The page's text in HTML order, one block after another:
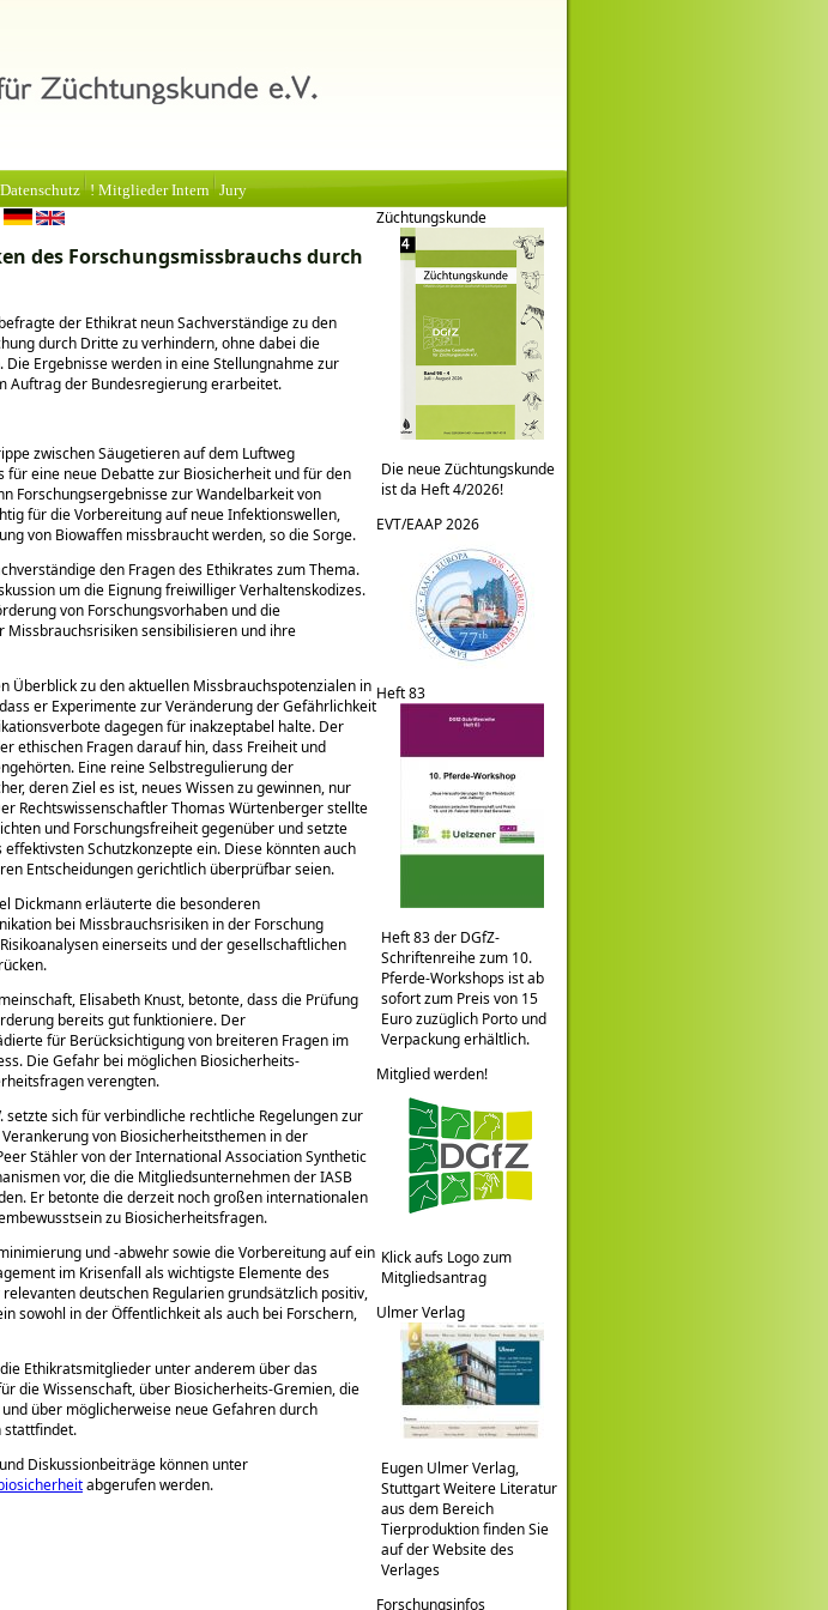
Datenschutz ! Mitglieder Intern Jury
des Forschungsmissbrauchs durch
der Ethikrat neun Sachverständige zu den
durch Dritte zu verhindern, ohne dabei die
Ergebnisse werden in eine Stellungnahme zur
Auftrag der Bundesregierung erarbeitet.
zwischen Säugetieren auf dem Luftweg
eine neue Debatte zur Biosicherheit und für den
Forschungsergebnisse zur Wandelbarkeit von
für die Vorbereitung auf neue Infektionswellen,
von Biowaffen missbraucht werden, so die Sorge.
den Fragen des Ethikrates zum Thema.
um die Eignung freiwilliger Verhaltenskodizes.
von Forschungsvorhaben und die
sensibilisieren und ihre
Überblick zu den aktuellen Missbrauchspotenzialen in
er Experimente zur Veränderung der Gefährlichkeit
dagegen für inakzeptabel halte. Der
ethischen Fragen darauf hin, dass Freiheit und
Eine reine Selbstregulierung der
deren Ziel es ist, neues Wissen zu gewinnen, nur
Rechtswissenschaftler Thomas Würtenberger stellte
und Forschungsfreiheit gegenüber und setzte
Schutzkonzepte ein. Diese könnten auch
Entscheidungen gerichtlich überprüfbar seien.
Dickmann erläuterte die besonderen
bei Missbrauchsrisiken in der Forschung
einerseits und der gesellschaftlichen
Elisabeth Knust, betonte, dass die Prüfung
bereits gut funktioniere. Der
für Berücksichtigung von breiteren Fragen im
Die Gefahr bei möglichen Biosicherheits-
verengten.
sich für verbindliche rechtliche Regelungen zur
von Biosicherheitsthemen in der
Stähler von der International Association Synthetic
vor, die die Mitgliedsunternehmen der IASB
Er betonte die derzeit noch großen internationalen
zu Biosicherheitsfragen.
und -abwehr sowie die Vorbereitung auf ein
im Krisenfall als wichtigste Elemente des
deutschen Regularien grundsätzlich positiv,
sowohl in der Öffentlichkeit als auch bei Forschern,
Ethikratsmitglieder unter anderem über das
die Wissenschaft, über Biosicherheits-Gremien, die
über möglicherweise neue Gefahren durch
stattfindet.
Diskussionbeiträge können unter
abgerufen werden.
Züchtungskunde
Die neue Züchtungskunde
ist da Heft 4/2026!
EVT/EAAP 2026
Heft 83
Heft 83 der DGfZ-
Schriftenreihe zum 10.
Pferde-Workshops ist ab
sofort zum Preis von 15
Euro zuzüglich Porto und
Verpackung erhältlich.
Mitglied werden!
Klick aufs Logo zum
Mitgliedsantrag
Ulmer Verlag
Eugen Ulmer Verlag,
Stuttgart Weitere Literatur
aus dem Bereich
Tierproduktion finden Sie
auf der Website des
Verlages
Forschungsinfos